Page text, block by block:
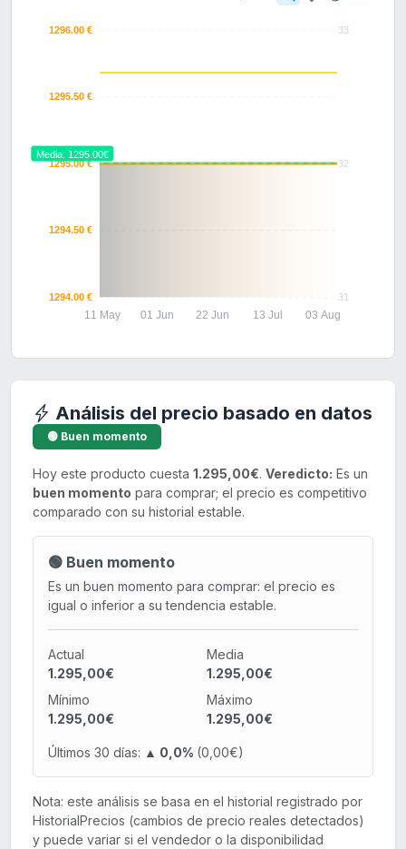
33
32
31
1296.00 €
1295.50 €
1295.00 €
1294.50 €
1294.00 €
11 May 01 Jun 22 Jun 13 Jul 03 Aug
Media: 1295.00€
Análisis del precio basado en datos
🟢 Buen momento
Hoy este producto cuesta 1.295,00€. Veredicto: Es un
buen momento para comprar; el precio es competitivo
comparado con su historial estable.
🟢 Buen momento
Es un buen momento para comprar: el precio es
igual o inferior a su tendencia estable.
Actual
1.295,00€
Media
1.295,00€
Mínimo
1.295,00€
Máximo
1.295,00€
Últimos 30 días: ▲ 0,0% (0,00€)
Nota: este análisis se basa en el historial registrado por
HistorialPrecios (cambios de precio reales detectados)
y puede variar si el vendedor o la disponibilidad